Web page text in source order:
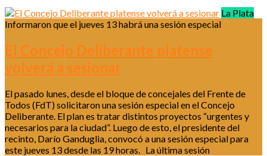
La Plata
Informaron que el jueves 13 habrá una sesión especial
El Concejo Deliberante platense
volverá a sesionar
El pasado lunes, desde el bloque de concejales del Frente de
Todos (FdT) solicitaron una sesión especial en el Concejo
Deliberante. El plan es tratar distintos proyectos “urgentes y
necesarios para la ciudad”. Luego de esto, el presidente del
recinto, Darío Ganduglia, convocó a una sesión especial para
este jueves 13 desde las 19 horas. La última sesión